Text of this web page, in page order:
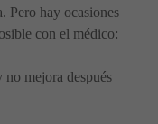
Pero hay ocasiones
con el médico:
no mejora después